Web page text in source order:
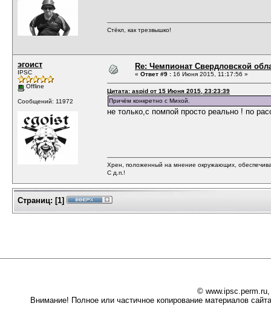
Стёкл, как трезвышко!
эгоист
IPSC
Offline
Сообщений: 11972
Re: Чемпионат Свердловской
« Ответ #9 : 16 Июня 2015, 11:17:56 »
Цитата: aspid от 15 Июня 2015, 23:23:39
Причём конкретно с Михой.
не только,с помпой просто реально ! по
Хрен, положенный на мнение окружающих,
С д.п.!
Страниц: [1]
©
Внимание! Полное или частичное копирование материалов